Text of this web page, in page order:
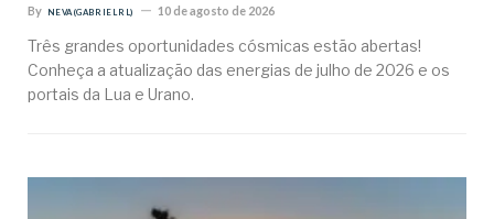
By NEVA (GABRIEL RL) 10 de agosto de 2026
Três grandes oportunidades cósmicas estão abertas!
Conheça a atualização das energias de julho de 2026 e os
portais da Lua e Urano.